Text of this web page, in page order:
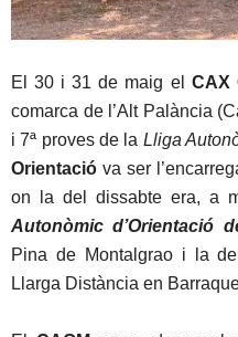
El 30 i 31 de maig el CAX
comarca de l’Alt Palància
i 7ª proves de la Lliga
Orientació va ser
on la del dissabte era, a
Autonòmic d’Orientació
Pina de Montalgrao i la
Llarga Distància en